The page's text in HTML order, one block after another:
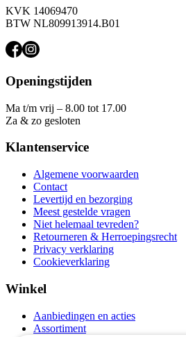
KVK 14069470
BTW NL809913914.B01
Openingstijden
Ma t/m vrij – 8.00 tot 17.00
Za & zo gesloten
Klantenservice
Algemene voorwaarden
Contact
Levertijd en bezorging
Meest gestelde vragen
Niet helemaal tevreden?
Retourneren & Herroepingsrecht
Privacy verklaring
Cookieverklaring
Winkel
Aanbiedingen en acties
Assortiment